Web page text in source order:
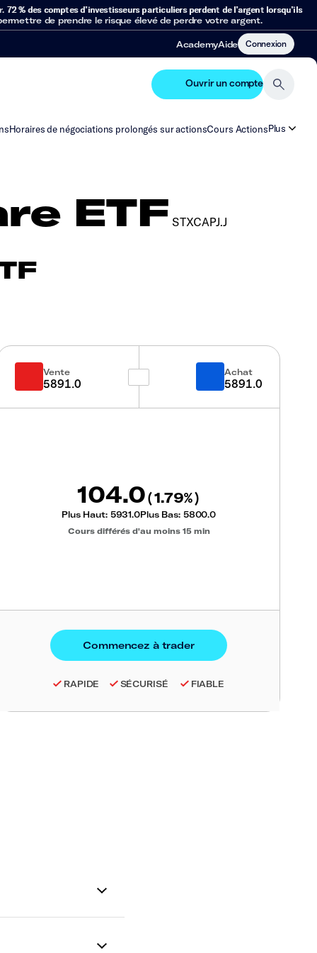
72 % des comptes d’investisseurs particuliers perdent de l’argent lorsqu’ils
de prendre le risque élevé de perdre votre argent.
AcademyAide Connexion
Ouvrir un compte
Horaires de négociations prolongés sur actionsCours ActionsPlus
ETF STXCAPJ.J
Vente
5891.0
Achat
5891.0
104.0(1.79%)
Plus Haut: 5931.0Plus Bas: 5800.0
Cours différés d'au moins 15 min
RAPIDE SÉCURISÉ FIABLE